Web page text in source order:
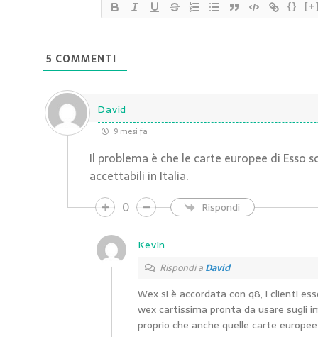
{}
5 COMMENTI
David
9 mesi fa
Il problema è che le carte europee di Esso
accettabili in Italia.
0
Rispondi
Kevin
Rispondi aDavid
Wex si è accordata con q8, i clienti
wex cartissima pronta da usare sugli
proprio che anche quelle carte